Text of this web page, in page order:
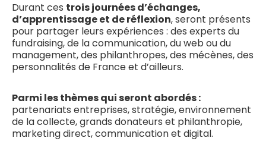
Durant ces trois journées d’échanges,
d’apprentissage et de réflexion, seront présents
pour partager leurs expériences : des experts du
fundraising, de la communication, du web ou du
management, des philanthropes, des mécènes, des
personnalités de France et d’ailleurs.
Parmi les thèmes qui seront abordés :
partenariats entreprises, stratégie, environnement
de la collecte, grands donateurs et philanthropie,
marketing direct, communication et digital.